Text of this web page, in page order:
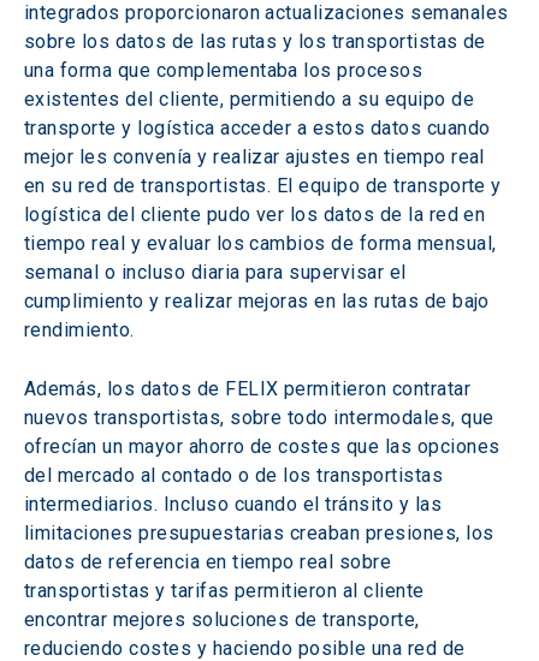
integrados proporcionaron actualizaciones semanales
sobre los datos de las rutas y los transportistas de
una forma que complementaba los procesos
existentes del cliente, permitiendo a su equipo de
transporte y logística acceder a estos datos cuando
mejor les convenía y realizar ajustes en tiempo real
en su red de transportistas. El equipo de transporte y
logística del cliente pudo ver los datos de la red en
tiempo real y evaluar los cambios de forma mensual,
semanal o incluso diaria para supervisar el
cumplimiento y realizar mejoras en las rutas de bajo
rendimiento.
Además, los datos de FELIX permitieron contratar
nuevos transportistas, sobre todo intermodales, que
ofrecían un mayor ahorro de costes que las opciones
del mercado al contado o de los transportistas
intermediarios. Incluso cuando el tránsito y las
limitaciones presupuestarias creaban presiones, los
datos de referencia en tiempo real sobre
transportistas y tarifas permitieron al cliente
encontrar mejores soluciones de transporte,
reduciendo costes y haciendo posible una red de